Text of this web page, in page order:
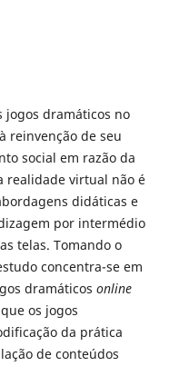
jogos dramáticos no
reinvenção de seu
social em razão da
realidade virtual não é
didáticas e
por intermédio
telas. Tomando o
concentra-se em
dramáticos online
os jogos
da prática
de conteúdos